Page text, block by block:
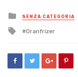
Posted
in
SENZA CATEGORIA
Tagged
Oranfrizer